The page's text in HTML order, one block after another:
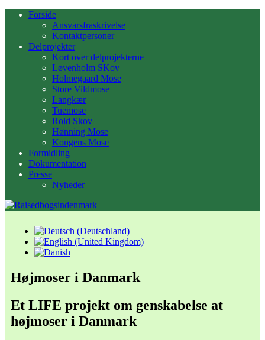
Forside
Ansvarsfraskrivelse
Kontaktpersoner
Delprojekter
Kort over delprojekterne
Løvenholm SKov
Holmegaard Mose
Store Vildmose
Langkær
Tuemose
Rold Skov
Hønning Mose
Kongens Mose
Formidling
Dokumentation
Presse
Nyheder
Højmoser i Danmark
Et LIFE projekt om genskabelse at
højmoser i Danmark